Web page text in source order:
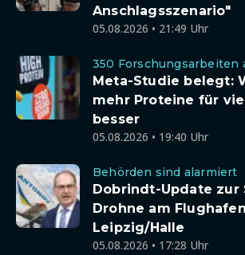
Anschlagsszenario"
05.08.2026 • 21:49 Uhr
350 Forschungsarbeiten
Meta-Studie belegt:
mehr Proteine für
besser
05.08.2026 • 19:40 Uhr
Behörden sind alarmiert
Dobrindt-Update zur
Drohne am Flughafen
Leipzig/Halle
05.08.2026 • 17:28 Uhr